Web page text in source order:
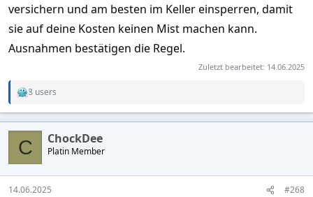
versichern und am besten im Keller einsperren, damit
sie auf deine Kosten keinen Mist machen kann.
Ausnahmen bestätigen die Regel.
Zuletzt bearbeitet: 14.06.2025
R
a
c
o
n
s
8 users
C ChockDee
Platin Member
14.06.2025 #268